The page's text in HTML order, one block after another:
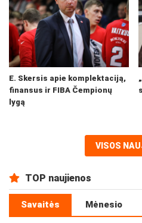
E. Skersis apie komplektaciją,
finansus ir FIBA Čempionų
lygą
VISOS
TOP naujienos
Savaitės Mėnesio